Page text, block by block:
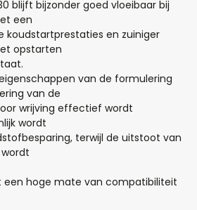
blijft bijzonder goed vloeibaar bij
een
koudstartprestaties en zuiniger
opstarten
van de formulering
van de
wrijving effectief wordt
wordt
terwijl de uitstoot van
een hoge mate van compatibiliteit